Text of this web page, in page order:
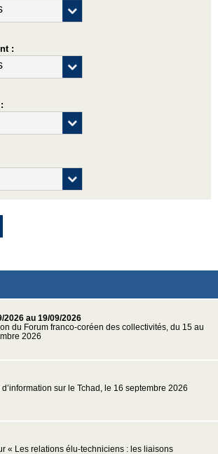
:
2026 au 19/09/2026
du Forum franco-coréen des collectivités, du 15 au
2026
d’information sur le Tchad, le 16 septembre 2026
« Les relations élu-techniciens : les liaisons